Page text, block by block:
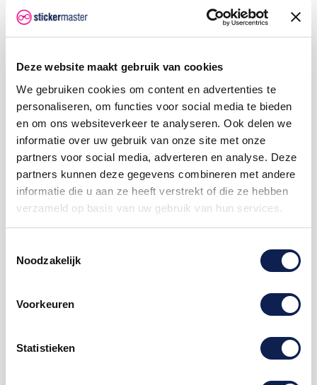
Deze website maakt gebruik van cookies
We gebruiken cookies om content en advertenties te
personaliseren, om functies voor social media te bieden
en om ons websiteverkeer te analyseren. Ook delen we
informatie over uw gebruik van onze site met onze
partners voor social media, adverteren en analyse. Deze
partners kunnen deze gegevens combineren met andere
informatie die u aan ze heeft verstrekt of die ze hebben
verzameld op basis van uw gebruik van hun services.
Noodzakelijk
Voorkeuren
Statistieken
15 € 2,25
100 € 0,28 € 22,50
200 € 0,25 € 50,00
€ 0,20 € 150,00
750 € 0,15 € 262,50